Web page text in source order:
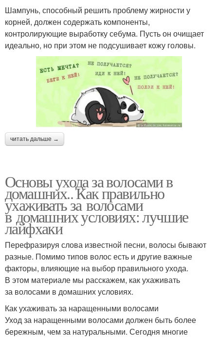
Шампунь, способный решить проблему жирности у
корней, должен содержать компоненты,
контролирующие выработку себума. Пусть он очищает
идеально, но при этом не подсушивает кожу головы.
читать дальше →
Основы ухода за волосами в
домашних.. Как правильно
ухаживать за волосами
в домашних условиях: лучшие
лайфхаки
Перефразируя слова известной песни, волосы бывают
разные. Помимо типов волос есть и другие важные
факторы, влияющие на выбор правильного ухода.
В этом материале мы расскажем, как ухаживать
за волосами в домашних условиях.
Как ухаживать за наращенными волосами
Уход за наращенными волосами должен быть более
бережным, чем за натуральными. Сегодня многие